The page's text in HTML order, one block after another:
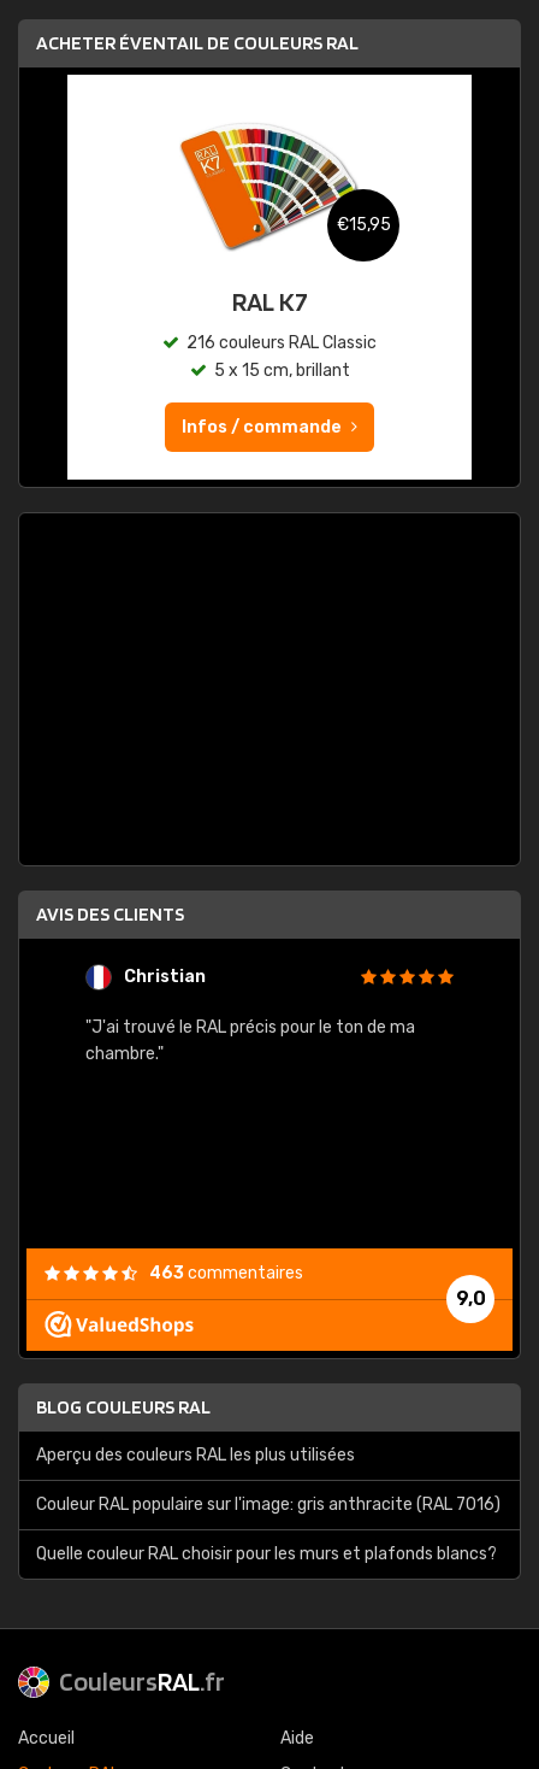
ACHETER ÉVENTAIL DE COULEURS RAL
€15,95
RAL K7
216 couleurs RAL Classic
5 x 15 cm, brillant
Infos / commande
AVIS DES CLIENTS
Christian
"J'ai trouvé le RAL précis pour le ton de ma
chambre."
9,0
463commentaires
BLOG COULEURS RAL
Aperçu des couleurs RAL les plus utilisées
Couleur RAL populaire sur l'image: gris anthracite (RAL 7016)
Quelle couleur RAL choisir pour les murs et plafonds blancs?
CouleursRAL.fr
Accueil
Aide